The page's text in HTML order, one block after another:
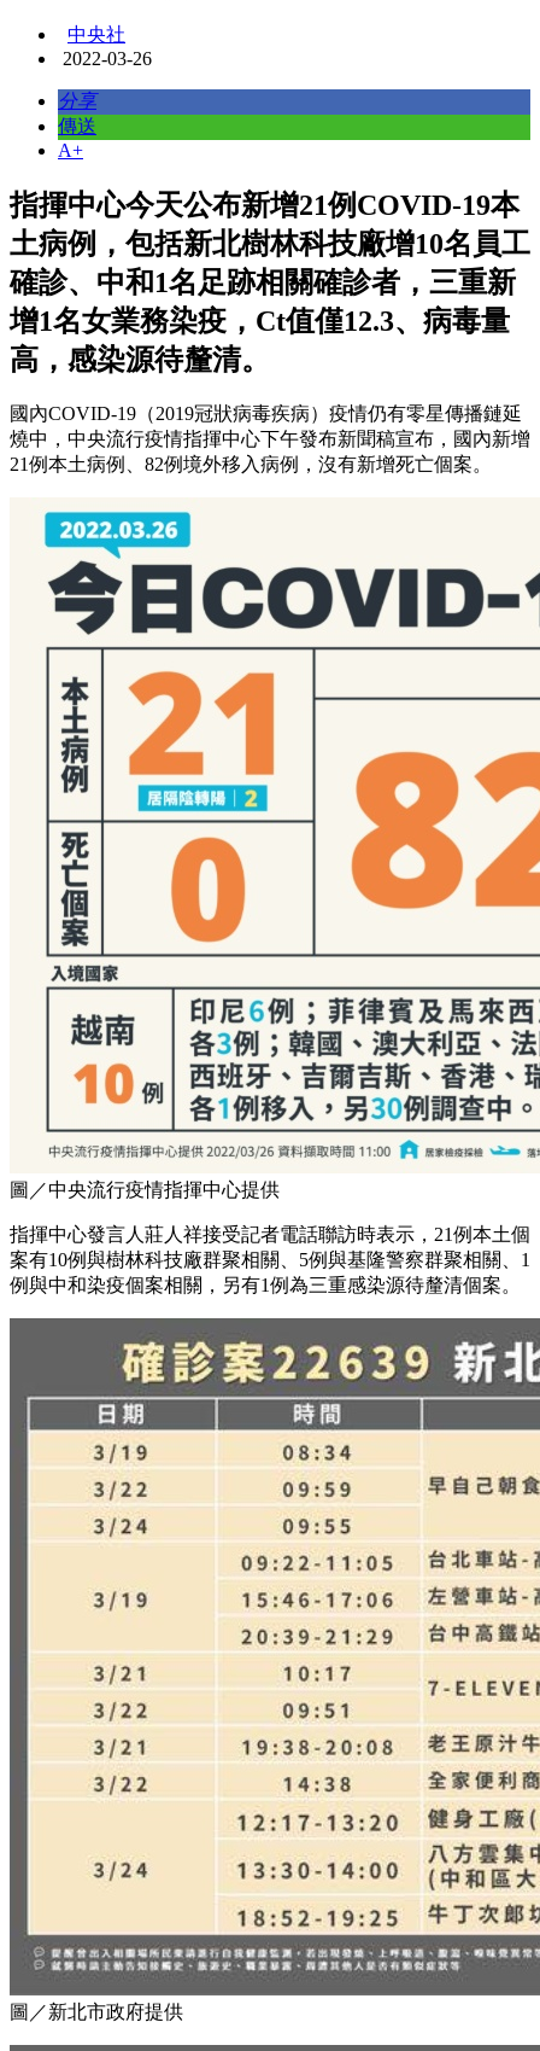
中央社
2022-03-26
分享
傳送
A+
指揮中心今天公布新增21例COVID-19本
土病例，包括新北樹林科技廠增10名員工
確診、中和1名足跡相關確診者，三重新
增1名女業務染疫，Ct值僅12.3、病毒量
高，感染源待釐清。
國內COVID-19（2019冠狀病毒疾病）疫情仍有零星傳播鏈延
燒中，中央流行疫情指揮中心下午發布新聞稿宣布，國內新增
21例本土病例、82例境外移入病例，沒有新增死亡個案。
圖／中央流行疫情指揮中心提供
指揮中心發言人莊人祥接受記者電話聯訪時表示，21例本土個
案有10例與樹林科技廠群聚相關、5例與基隆警察群聚相關、1
例與中和染疫個案相關，另有1例為三重感染源待釐清個案。
圖／新北市政府提供